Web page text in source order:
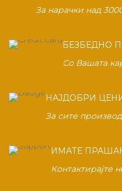
За нарачки над
БЕЗБЕДНО
Со Вашата
НАЈДОБРИ
За сите
ИМАТЕ
Контактирајте